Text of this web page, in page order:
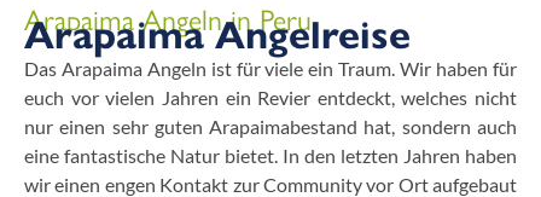
Arapaima Angeln in Peru
Arapaima Angelreise
Das Arapaima Angeln ist für viele ein Traum. Wir haben für
euch vor vielen Jahren ein Revier entdeckt, welches nicht
nur einen sehr guten Arapaimabestand hat, sondern auch
eine fantastische Natur bietet. In den letzten Jahren haben
wir einen engen Kontakt zur Community vor Ort aufgebaut